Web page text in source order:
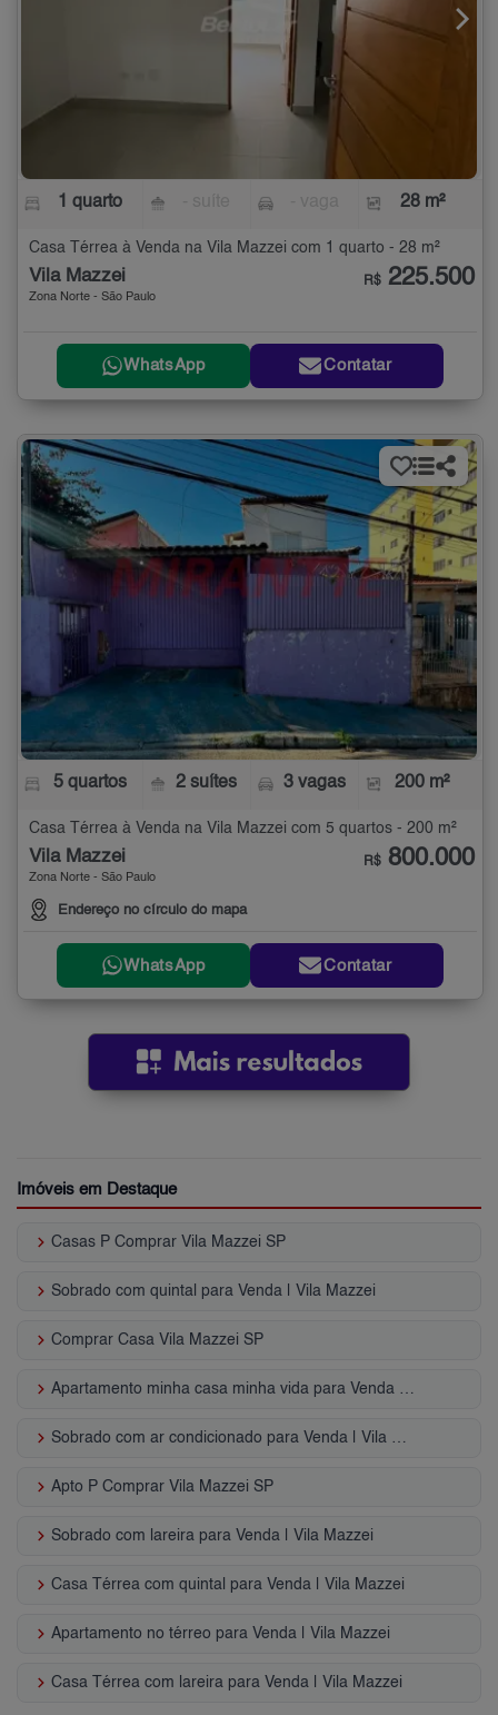
1 quarto 28 m²
Casa Térrea à Venda na Vila Mazzei com 1 quarto - 28 m²
Vila Mazzei
Zona Norte - São Paulo
R$ 225.500
WhatsApp Contatar
5 quartos 2 suítes 3 vagas 200 m²
Casa Térrea à Venda na Vila Mazzei com 5 quartos - 200 m²
Vila Mazzei
Zona Norte - São Paulo
Endereço no círculo do mapa
R$ 800.000
WhatsApp Contatar
Imóveis em Destaque
keyboard_arrow_right Casas P Comprar Vila Mazzei SP
keyboard_arrow_right Sobrado com quintal para Venda | Vila Mazzei
keyboard_arrow_right Comprar Casa Vila Mazzei SP
keyboard_arrow_right Apartamento minha casa minha vida para Venda | Vila Mazzei
keyboard_arrow_right Sobrado com ar condicionado para Venda | Vila Mazzei
keyboard_arrow_right Apto P Comprar Vila Mazzei SP
keyboard_arrow_right Sobrado com lareira para Venda | Vila Mazzei
keyboard_arrow_right Casa Térrea com quintal para Venda | Vila Mazzei
keyboard_arrow_right Apartamento no térreo para Venda | Vila Mazzei
keyboard_arrow_right Casa Térrea com lareira para Venda | Vila Mazzei